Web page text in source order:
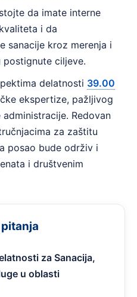
da imate interne
i da
sanacije kroz merenja i
ciljeve.
delatnosti 39.00
ekspertize, pažljivog
Redovan
za zaštitu
posao bude održiv i
i društvenim
za Sanacija,
u oblasti